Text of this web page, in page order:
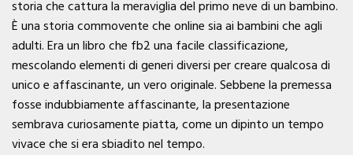
storia che cattura la meraviglia del primo neve di un bambino.
È una storia commovente che online sia ai bambini che agli
adulti. Era un libro che fb2 una facile classificazione,
mescolando elementi di generi diversi per creare qualcosa di
unico e affascinante, un vero originale. Sebbene la premessa
fosse indubbiamente affascinante, la presentazione
sembrava curiosamente piatta, come un dipinto un tempo
vivace che si era sbiadito nel tempo.